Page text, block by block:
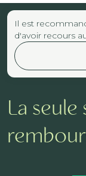
Il est
d'avoir recours
La